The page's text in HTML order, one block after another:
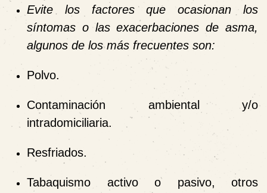
Evite los factores que ocasionan los
síntomas o las exacerbaciones de asma,
algunos de los más frecuentes son:
Polvo.
Contaminación ambiental y/o
intradomiciliaria.
Resfriados.
Tabaquismo activo o pasivo, otros